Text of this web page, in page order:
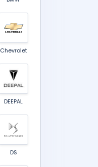
Chevrolet
DEEPAL
DS